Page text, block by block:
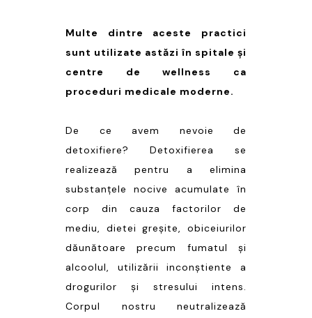
Multe dintre aceste practici
sunt utilizate astăzi în spitale și
centre de wellness ca
proceduri medicale moderne.
De ce avem nevoie de
detoxifiere? Detoxifierea se
realizează pentru a elimina
substanțele nocive acumulate în
corp din cauza factorilor de
mediu, dietei greșite, obiceiurilor
dăunătoare precum fumatul și
alcoolul, utilizării inconștiente a
drogurilor și stresului intens.
Corpul nostru neutralizează